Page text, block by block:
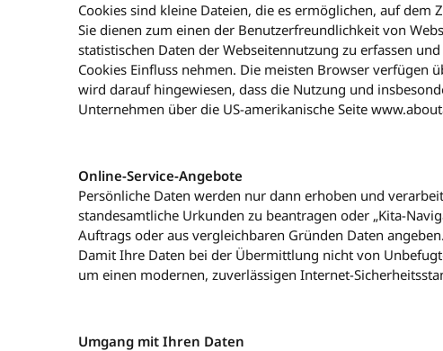
Cookies sind kleine Dateien, die es ermöglichen, auf dem
Sie dienen zum einen der Benutzerfreundlichkeit von
statistischen Daten der Webseitennutzung zu erfassen
Cookies Einfluss nehmen. Die meisten Browser
wird darauf hingewiesen, dass die Nutzung und
Unternehmen über die US-amerikanische Seite
Online-Service-Angebote
Persönliche Daten werden nur dann erhoben und
standesamtliche Urkunden zu beantragen oder „Kita-
Auftrags oder aus vergleichbaren Gründen Daten
Damit Ihre Daten bei der Übermittlung nicht von
um einen modernen, zuverlässigen Internet-
Umgang mit Ihren Daten